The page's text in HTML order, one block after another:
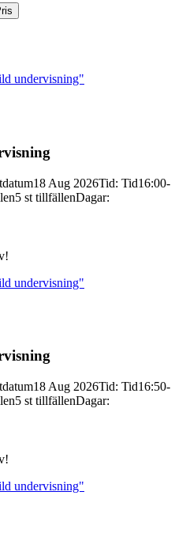
undervisning"
18 Aug 2026Tid: Tid16:00-
5 st tillfällenDagar:
undervisning"
18 Aug 2026Tid: Tid16:50-
5 st tillfällenDagar:
undervisning"